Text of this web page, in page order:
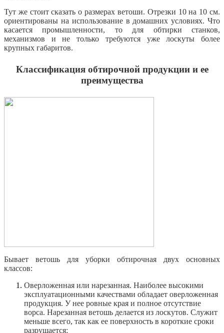
Тут же стоит сказать о размерах ветоши. Отрезки 10 на 10 см.
ориентированы на использование в домашних условиях. Что
касается промышленности, то для обтирки станков,
механизмов и не только требуются уже лоскуты более
крупных габаритов.
Классификация обтирочной продукции и ее
преимущества
Бывает ветошь для уборки обтирочная двух основных
классов:
Оверложенная или нарезанная. Наиболее высокими
эксплуатационными качествами обладает оверложенная
продукция. У нее ровные края и полное отсутствие
ворса. Нарезанная ветошь делается из лоскутов. Служит
меньше всего, так как ее поверхность в короткие сроки
разрушается;